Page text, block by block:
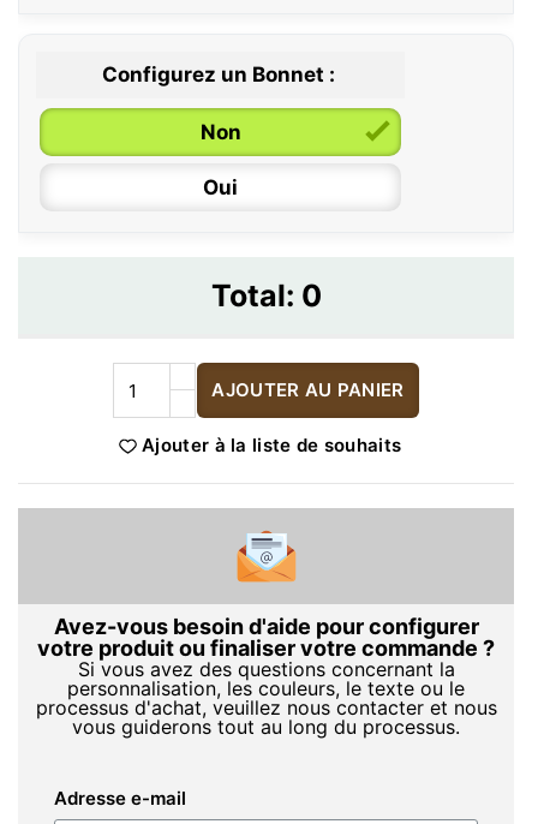
Configurez un Bonnet :
Non
Oui
Total: 0
AJOUTER AU PANIER
Ajouter à la liste de souhaits
Avez-vous besoin d'aide pour configurer
votre produit ou finaliser votre commande ?
Si vous avez des questions concernant la
personnalisation, les couleurs, le texte ou le
processus d'achat, veuillez nous contacter et nous
vous guiderons tout au long du processus.
Adresse e-mail